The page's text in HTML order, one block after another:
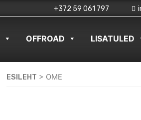
+372 59 061 797
OFFROAD LISATULED
ESILEHT > OME